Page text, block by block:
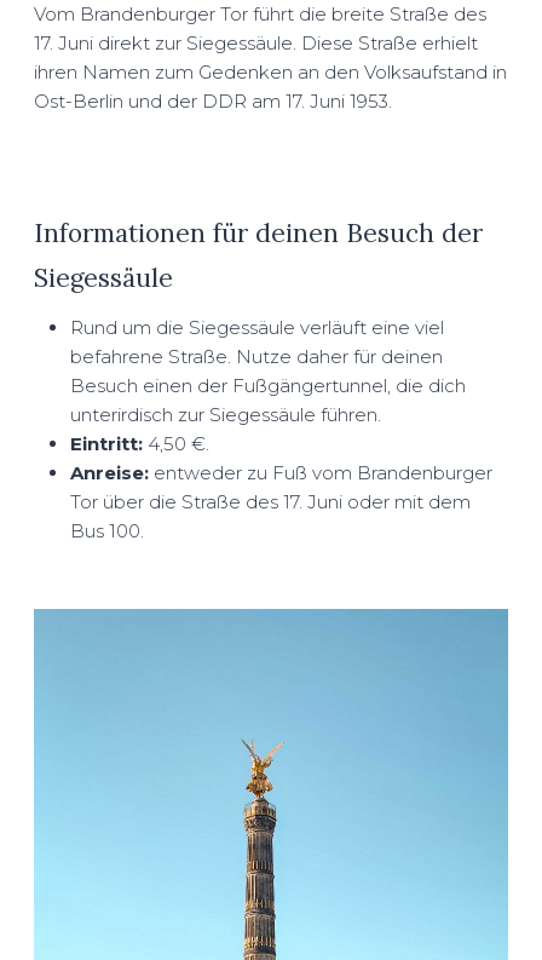
Vom Brandenburger Tor führt die breite Straße des
17. Juni direkt zur Siegessäule. Diese Straße erhielt
ihren Namen zum Gedenken an den Volksaufstand in
Ost-Berlin und der DDR am 17. Juni 1953.
Informationen für deinen Besuch der
Siegessäule
Rund um die Siegessäule verläuft eine viel
befahrene Straße. Nutze daher für deinen
Besuch einen der Fußgängertunnel, die dich
unterirdisch zur Siegessäule führen.
Eintritt:4,50 €.
Anreise:entweder zu Fuß vom Brandenburger
Tor über die Straße des 17. Juni oder mit dem
Bus 100.